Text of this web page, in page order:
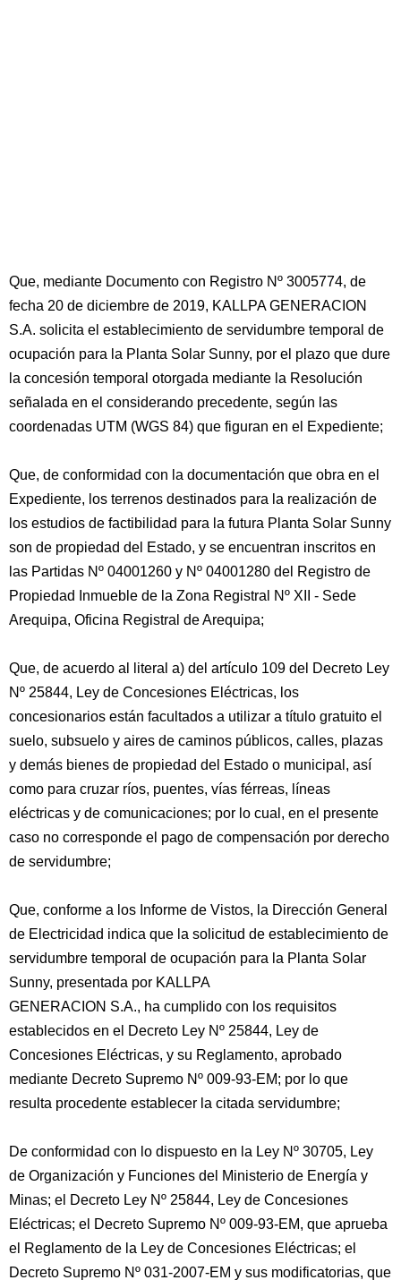
Que, mediante Documento con Registro Nº 3005774, de
fecha 20 de diciembre de 2019, KALLPA GENERACION
S.A. solicita el establecimiento de servidumbre temporal de
ocupación para la Planta Solar Sunny, por el plazo que dure
la concesión temporal otorgada mediante la Resolución
señalada en el considerando precedente, según las
coordenadas UTM (WGS 84) que figuran en el Expediente;
Que, de conformidad con la documentación que obra en el
Expediente, los terrenos destinados para la realización de
los estudios de factibilidad para la futura Planta Solar Sunny
son de propiedad del Estado, y se encuentran inscritos en
las Partidas Nº 04001260 y Nº 04001280 del Registro de
Propiedad Inmueble de la Zona Registral Nº XII - Sede
Arequipa, Oficina Registral de Arequipa;
Que, de acuerdo al literal a) del artículo 109 del Decreto Ley
Nº 25844, Ley de Concesiones Eléctricas, los
concesionarios están facultados a utilizar a título gratuito el
suelo, subsuelo y aires de caminos públicos, calles, plazas
y demás bienes de propiedad del Estado o municipal, así
como para cruzar ríos, puentes, vías férreas, líneas
eléctricas y de comunicaciones; por lo cual, en el presente
caso no corresponde el pago de compensación por derecho
de servidumbre;
Que, conforme a los Informe de Vistos, la Dirección General
de Electricidad indica que la solicitud de establecimiento de
servidumbre temporal de ocupación para la Planta Solar
Sunny, presentada por KALLPA
GENERACION S.A., ha cumplido con los requisitos
establecidos en el Decreto Ley Nº 25844, Ley de
Concesiones Eléctricas, y su Reglamento, aprobado
mediante Decreto Supremo Nº 009-93-EM; por lo que
resulta procedente establecer la citada servidumbre;
De conformidad con lo dispuesto en la Ley Nº 30705, Ley
de Organización y Funciones del Ministerio de Energía y
Minas; el Decreto Ley Nº 25844, Ley de Concesiones
Eléctricas; el Decreto Supremo Nº 009-93-EM, que aprueba
el Reglamento de la Ley de Concesiones Eléctricas; el
Decreto Supremo Nº 031-2007-EM y sus modificatorias, que